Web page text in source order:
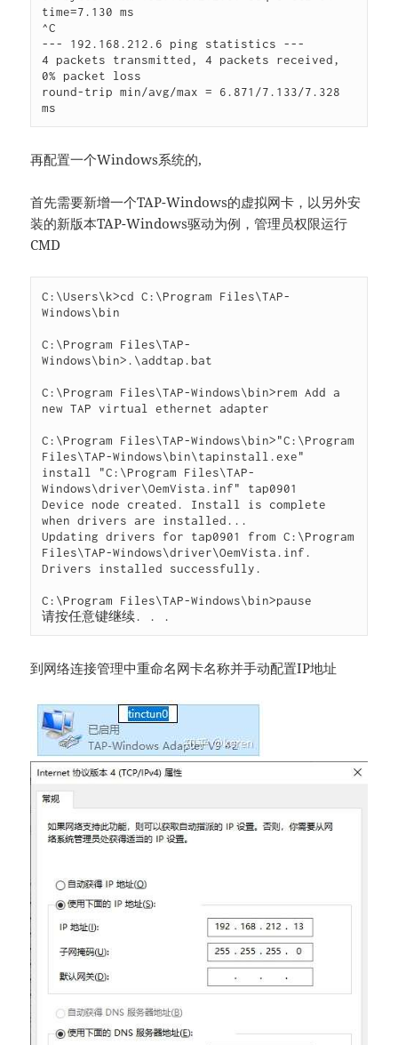
time=7.130 ms
^C
--- 192.168.212.6 ping statistics ---
4 packets transmitted, 4 packets received,
0% packet loss
round-trip min/avg/max = 6.871/7.133/7.328
ms
再配置一个Windows系统的,
首先需要新增一个TAP-Windows的虚拟网卡，以另外安
装的新版本TAP-Windows驱动为例，管理员权限运行
CMD
C:\Users\k>cd C:\Program Files\TAP-
Windows\bin
C:\Program Files\TAP-
Windows\bin>.\addtap.bat
C:\Program Files\TAP-Windows\bin>rem Add a
new TAP virtual ethernet adapter
C:\Program Files\TAP-Windows\bin>"C:\Program
Files\TAP-Windows\bin\tapinstall.exe"
install "C:\Program Files\TAP-
Windows\driver\OemVista.inf" tap0901
Device node created. Install is complete
when drivers are installed...
Updating drivers for tap0901 from C:\Program
Files\TAP-Windows\driver\OemVista.inf.
Drivers installed successfully.
C:\Program Files\TAP-Windows\bin>pause
到网络连接管理中重命名网卡名称并手动配置IP地址